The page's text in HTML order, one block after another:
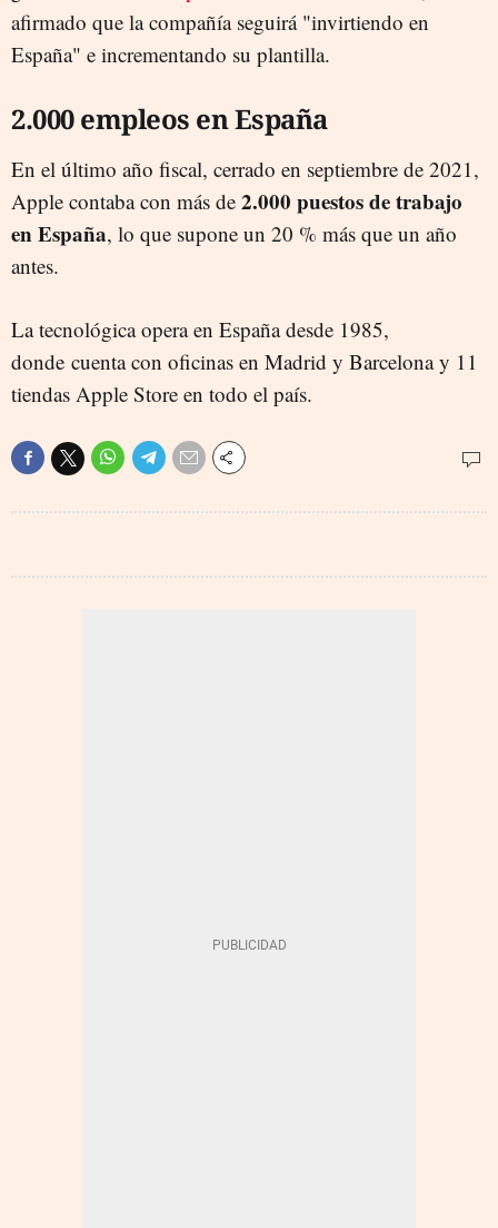
afirmado que la compañía seguirá "invirtiendo en
España" e incrementando su plantilla.
2.000 empleos en España
En el último año fiscal, cerrado en septiembre de 2021,
Apple contaba con más de 2.000 puestos de trabajo
en España, lo que supone un 20 % más que un año
antes.
La tecnológica opera en España desde 1985,
donde cuenta con oficinas en Madrid y Barcelona y 11
tiendas Apple Store en todo el país.